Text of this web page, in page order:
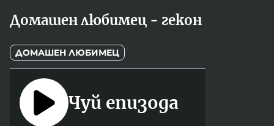
Приказки
Музикална кутийка
От соул до рокендрол
Междучасие
Кои сме ние?
За вас, родители
БНР
БНР Новини
Архивен фонд на БНР
Домашен любимец - гекон
ДОМАШЕН ЛЮБИМЕЦ
Чуй епизода